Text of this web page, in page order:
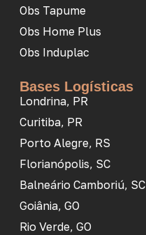
Obs Tapume
Obs Home Plus
Obs Induplac
Bases Logísticas
Londrina, PR
Curitiba, PR
Porto Alegre, RS
Florianópolis, SC
Balneário Camboriú, SC
Goiânia, GO
Rio Verde, GO